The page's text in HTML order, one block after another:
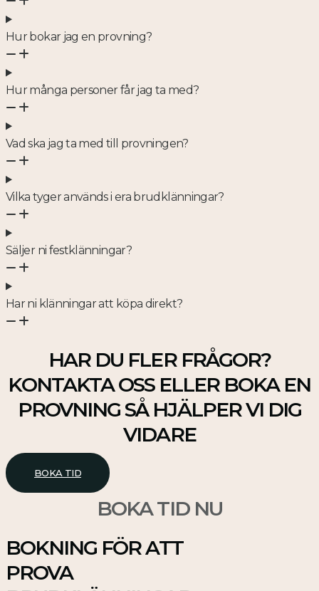
Hur bokar jag en provning?
Hur många personer får jag ta med?
Vad ska jag ta med till provningen?
Vilka tyger används i era brudklänningar?
Säljer ni festklänningar?
Har ni klänningar att köpa direkt?
HAR DU FLER FRÅGOR?
KONTAKTA OSS ELLER BOKA EN
PROVNING SÅ HJÄLPER VI DIG
VIDARE
BOKA TID
BOKA TID NU
BOKNING FÖR ATT
PROVA